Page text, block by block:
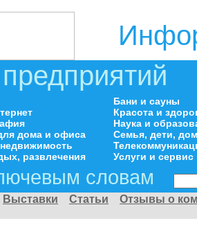
дома и офиса
развлечения
Бани и сауны
Красота и
Наука и
Семья, дети,
Услуги и сервис
словам
Выставки Статьи
Отзывы о